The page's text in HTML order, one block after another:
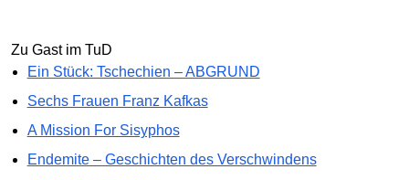
Zu Gast im TuD
Ein Stück: Tschechien – ABGRUND
Sechs Frauen Franz Kafkas
A Mission For Sisyphos
Endemite – Geschichten des Verschwindens